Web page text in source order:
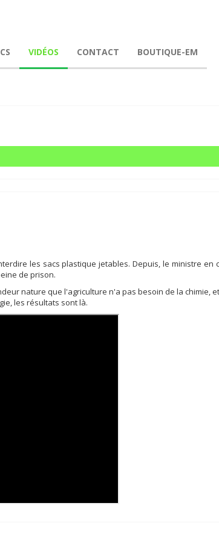
VIDÉOS CONTACT BOUTIQUE-EM
les sacs plastique jetables. Depuis, le ministre en
de prison.
nature que l'agriculture n'a pas besoin de la chimie,
les résultats sont là.